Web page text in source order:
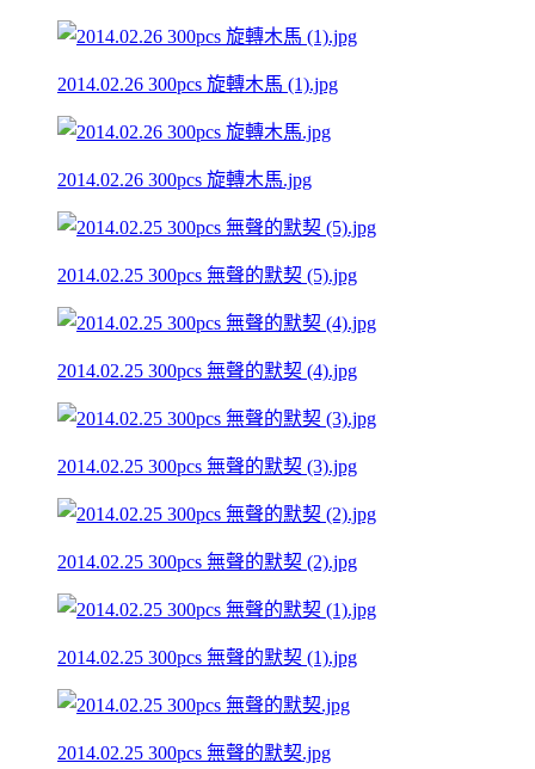
2014.02.26 300pcs 旋轉木馬 (1).jpg
2014.02.26 300pcs 旋轉木馬.jpg
2014.02.25 300pcs 無聲的默契 (5).jpg
2014.02.25 300pcs 無聲的默契 (4).jpg
2014.02.25 300pcs 無聲的默契 (3).jpg
2014.02.25 300pcs 無聲的默契 (2).jpg
2014.02.25 300pcs 無聲的默契 (1).jpg
2014.02.25 300pcs 無聲的默契.jpg